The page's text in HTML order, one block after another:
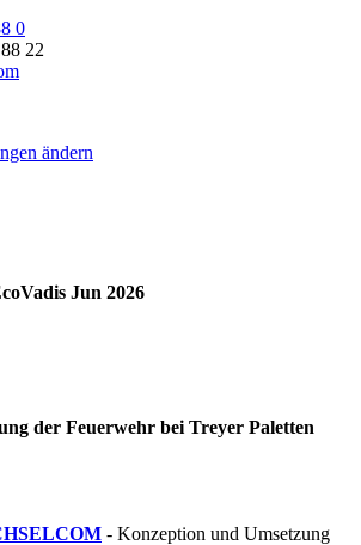
0
22
ändern
Jun 2026
der Feuerwehr bei Treyer Paletten
- Konzeption und Umsetzung